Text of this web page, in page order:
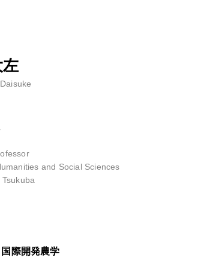
and Social Sciences
際開発農学